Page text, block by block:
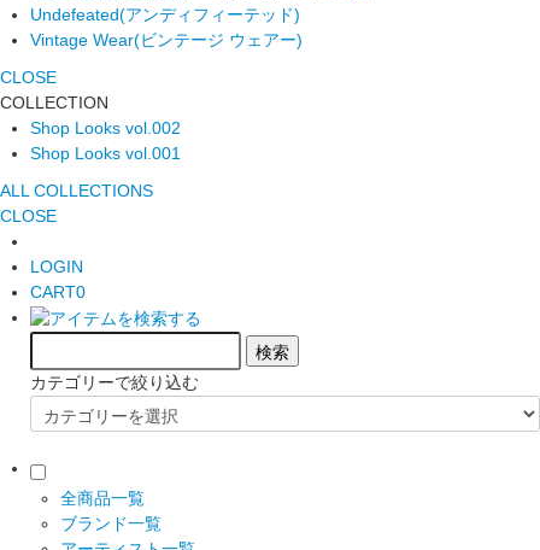
Undefeated(アンディフィーテッド)
Vintage Wear(ビンテージ ウェアー)
CLOSE
COLLECTION
Shop Looks vol.002
Shop Looks vol.001
ALL COLLECTIONS
CLOSE
LOGIN
CART0
カテゴリーで絞り込む
全商品一覧
ブランド一覧